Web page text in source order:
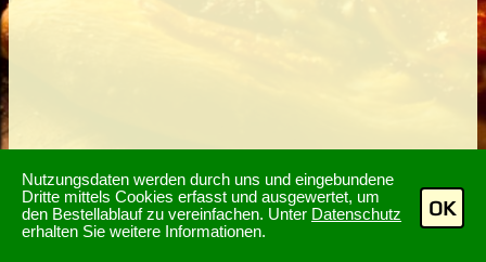
Nutzungsdaten werden durch uns und eingebundene
Dritte mittels Cookies erfasst und ausgewertet, um
den Bestellablauf zu vereinfachen. Unter Datenschutz
erhalten Sie weitere Informationen.
OK